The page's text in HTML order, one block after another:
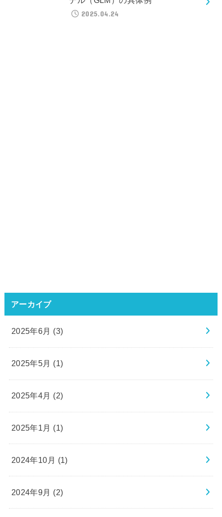
2025.04.24
アーカイブ
2025年6月 (3)
2025年5月 (1)
2025年4月 (2)
2025年1月 (1)
2024年10月 (1)
2024年9月 (2)